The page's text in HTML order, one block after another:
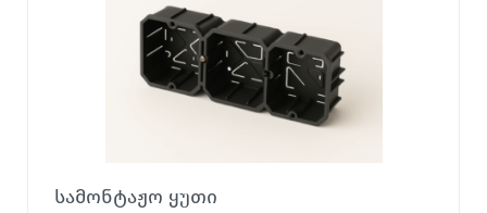
სამონტაჟო ყუთი